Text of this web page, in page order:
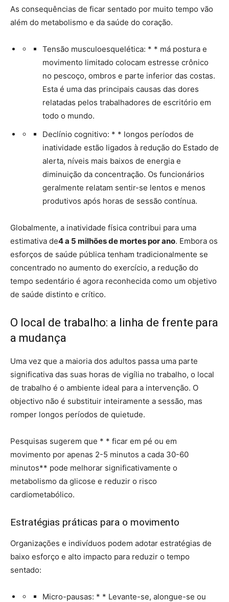
As consequências de ficar sentado por muito tempo vão
além do metabolismo e da saúde do coração.
Tensão musculoesquelética: * * má postura e
movimento limitado colocam estresse crônico
no pescoço, ombros e parte inferior das costas.
Esta é uma das principais causas das dores
relatadas pelos trabalhadores de escritório em
todo o mundo.
Declínio cognitivo: * * longos períodos de
inatividade estão ligados à redução do Estado de
alerta, níveis mais baixos de energia e
diminuição da concentração. Os funcionários
geralmente relatam sentir-se lentos e menos
produtivos após horas de sessão contínua.
Globalmente, a inatividade física contribui para uma
estimativa de4 a 5 milhões de mortes por ano. Embora os
esforços de saúde pública tenham tradicionalmente se
concentrado no aumento do exercício, a redução do
tempo sedentário é agora reconhecida como um objetivo
de saúde distinto e crítico.
O local de trabalho: a linha de frente para
a mudança
Uma vez que a maioria dos adultos passa uma parte
significativa das suas horas de vigília no trabalho, o local
de trabalho é o ambiente ideal para a intervenção. O
objectivo não é substituir inteiramente a sessão, mas
romper longos períodos de quietude.
Pesquisas sugerem que * * ficar em pé ou em
movimento por apenas 2-5 minutos a cada 30-60
minutos** pode melhorar significativamente o
metabolismo da glicose e reduzir o risco
cardiometabólico.
Estratégias práticas para o movimento
Organizações e indivíduos podem adotar estratégias de
baixo esforço e alto impacto para reduzir o tempo
sentado:
Micro-pausas: * * Levante-se, alongue-se ou